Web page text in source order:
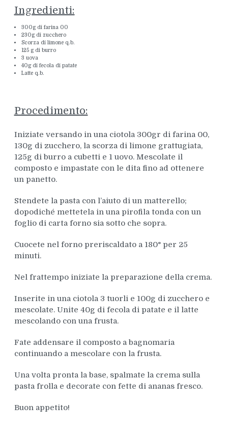
Ingredienti:
300g di farina 00
230g di zucchero
Scorza di limone q.b.
125 g di burro
3 uova
40g di fecola di patate
Latte q.b.
Procedimento:
Iniziate versando in una ciotola 300gr di farina 00,
130g di zucchero, la scorza di limone grattugiata,
125g di burro a cubetti e 1 uovo. Mescolate il
composto e impastate con le dita fino ad ottenere
un panetto.
Stendete la pasta con l’aiuto di un matterello;
dopodiché mettetela in una pirofila tonda con un
foglio di carta forno sia sotto che sopra.
Cuocete nel forno preriscaldato a 180° per 25
minuti.
Nel frattempo iniziate la preparazione della crema.
Inserite in una ciotola 3 tuorli e 100g di zucchero e
mescolate. Unite 40g di fecola di patate e il latte
mescolando con una frusta.
Fate addensare il composto a bagnomaria
continuando a mescolare con la frusta.
Una volta pronta la base, spalmate la crema sulla
pasta frolla e decorate con fette di ananas fresco.
Buon appetito!